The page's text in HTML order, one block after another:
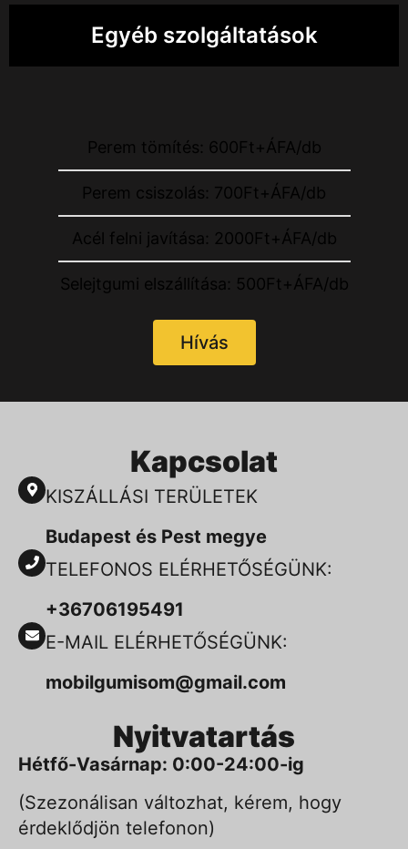
Egyéb szolgáltatások
Perem tömítés: 600Ft+ÁFA/db
Perem csiszolás: 700Ft+ÁFA/db
Acél felni javítása: 2000Ft+ÁFA/db
Selejtgumi elszállítása: 500Ft+ÁFA/db
Hívás
Kapcsolat
KISZÁLLÁSI TERÜLETEK
Budapest és Pest megye
TELEFONOS ELÉRHETŐSÉGÜNK:
+36706195491
E-MAIL ELÉRHETŐSÉGÜNK:
mobilgumisom@gmail.com
Nyitvatartás
Hétfő-Vasárnap: 0:00-24:00-ig
(Szezonálisan változhat, kérem, hogy
érdeklődjön telefonon)